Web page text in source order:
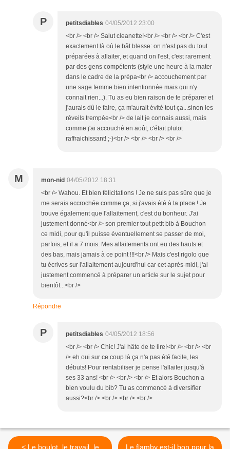
P petitsdiables 04/05/2012 23:00
<br /> <br /> Salut cleanette!<br /> <br /> <br /> C'est
exactement là où le bât blesse: on n'est pas du tout
préparées à allaiter, et quand on l'est, c'est rarement
par des gens compétents (style une heure à la mater
dans le cadre de la prépa<br /> accouchement par
une sage femme bien intentionnée mais qui n'y
connait rien...). Tu as eu bien raison de te préparer et
j'aurais dû le faire, ça m'aurait évité tout ça...sinon les
réveils trempée<br /> de lait je connais aussi, mais
comme j'ai accouché en août, c'était plutot
raffraichissant! ;-)<br /> <br /> <br /> <br />
M mon-nid 04/05/2012 18:31
<br /> Wahou. Et bien félicitations ! Je ne suis pas sûre que je
me serais accrochée comme ça, si j'avais été à ta place ! Je
trouve également que l'allaitement, c'est du bonheur. J'ai
justement donné<br /> son premier tout petit bib à Bouchon
ce midi, pour qu'il puisse éventuellement se passer de moi,
parfois, et il a 7 mois. Mes allaitements ont eu des hauts et
des bas, mais jamais à ce point !!!<br /> Mais c'est rigolo que
tu écrives sur l'allaitement aujourd'hui car cet après-midi, j'ai
justement commencé à préparer un article sur le sujet pour
bientôt...<br />
Répondre
P petitsdiables 04/05/2012 18:56
<br /> <br /> Chic! J'ai hâte de te lire!<br /> <br /> <br
/> eh oui sur ce coup là ça n'a pas été facile, les
débuts! Pour rentabiliser je pense l'allaiter jusqu'à
ses 33 ans! <br /> <br /> <br /> Et alors Bouchon a
bien voulu du bib? Tu as commencé à diversifier
aussi?<br /> <br /> <br /> <br />
< Le boulot, le travail, le Le flamby est-il bon pour la